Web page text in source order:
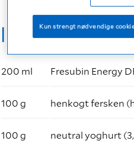
Ingredienser
200 ml Fresubin Energy
100 g henkogt fersken
100 g neutral yoghurt
Kun strengt nødvendige